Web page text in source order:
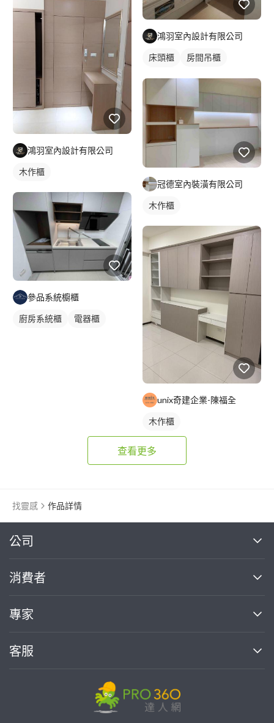
鴻羽室內設計有限公司
木作櫃
參品系統櫥櫃
廚房系統櫃 電器櫃
鴻羽室內設計有限公司
床頭櫃
房間吊櫃
冠德室內裝潢有限公司
木作櫃
unix奇建企業-陳福全
木作櫃
查看更多
找靈感 作品詳情
公司
關於我們
部落格
加入我們
消費者
買服務
熱門服務
專家
案件中心
客服
繼續完成